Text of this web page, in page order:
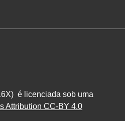
é licenciada sob uma
Attribution CC-BY 4.0